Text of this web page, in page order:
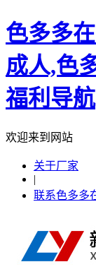
色多多
成人,色
福利导航
欢迎来到网站
关于厂家
|
联系色多多